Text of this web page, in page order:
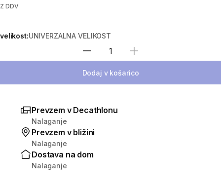
Z DDV
velikost:UNIVERZALNA VELIKOST
Izberite količino
Dodaj v košarico
Prevzem v Decathlonu
Nalaganje
Prevzem v bližini
Nalaganje
Dostava na dom
Nalaganje